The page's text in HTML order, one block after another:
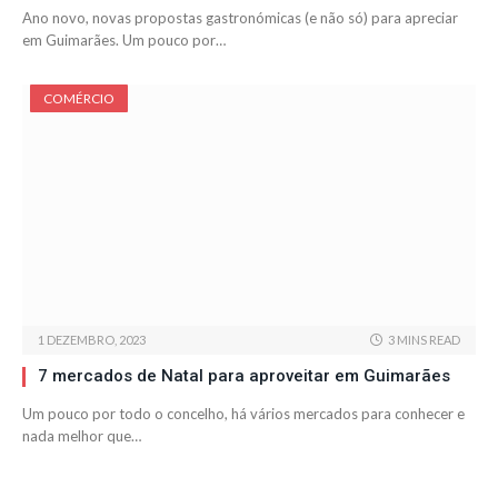
Ano novo, novas propostas gastronómicas (e não só) para apreciar
em Guimarães. Um pouco por…
COMÉRCIO
1 DEZEMBRO, 2023 3 MINS READ
7 mercados de Natal para aproveitar em Guimarães
Um pouco por todo o concelho, há vários mercados para conhecer e
nada melhor que…